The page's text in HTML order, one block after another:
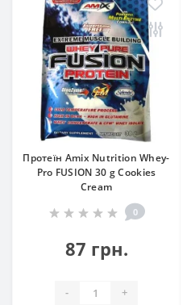
Протеїн Amix Nutrition Whey-
Pro FUSION 30 g Cookies
Cream
0
87 грн.
- +